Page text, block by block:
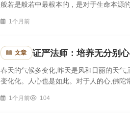
般若是般若中最根本的，是对于生命本源
1个月前
文章 证严法师：培养无分别心
春天的气候多变化,昨天是风和日丽的天
变化化。人心也是如此。对于人的心,佛陀
1个月前 104